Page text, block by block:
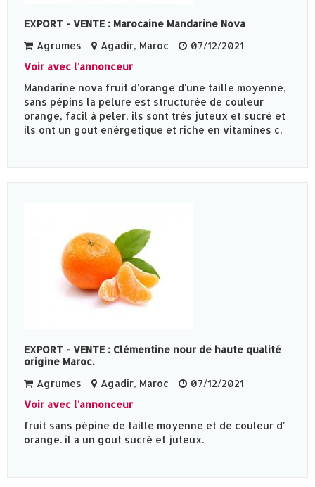
EXPORT - VENTE : Marocaine Mandarine Nova
Agrumes
Agadir, Maroc
07/12/2021
Voir avec l'annonceur
Mandarine nova fruit d'orange d'une taille moyenne,
sans pépins la pelure est structurée de couleur
orange, facil à peler, ils sont trés juteux et sucré et
ils ont un gout enérgetique et riche en vitamines c.
EXPORT - VENTE : Clémentine nour de haute qualité
origine Maroc.
Agrumes
Agadir, Maroc
07/12/2021
Voir avec l'annonceur
fruit sans pépine de taille moyenne et de couleur d'
orange. il a un gout sucré et juteux.